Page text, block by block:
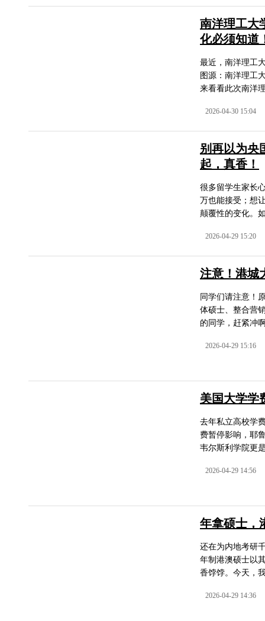
南洋理工大
化必须知道
最近，南洋理工
图源：南洋理工
来看看此次南洋
2026-04-30 15:04
别再以为央
起，真香！
很多留学生家长
万也能接受；想
颠覆性的变化。
2026-04-29 15:20
注意！港城
同学们请注意！
体硕士、整合营
的同学，赶紧冲
2026-04-29 15:16
美国大学学
去年私立高校学
费暂停影响，耶
韦尔斯利学院更
2026-04-29 14:56
年拿硕士，
还在为内地考研
年制港澳硕士以
香饽饽。今天，
2026-04-29 14:36